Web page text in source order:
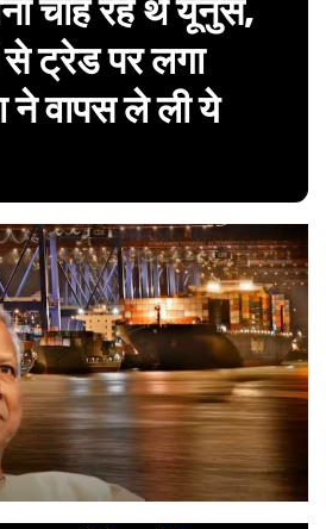
चाह रहे थे यूनुस,
ट्रेड पर लगा
ने वापस ले ली ये